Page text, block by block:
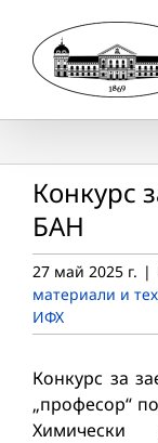
content
Конкурс
БАН
27 май 2025 г. |
материали и
ИФХ
Конкурс за
„професор“
Химически